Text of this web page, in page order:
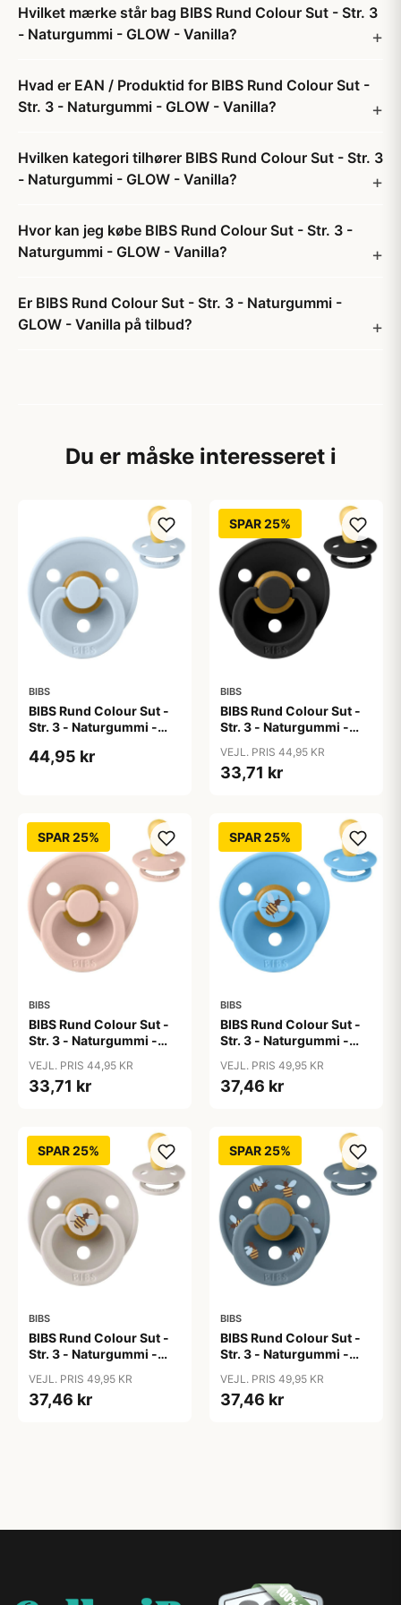
Hvilket mærke står bag BIBS Rund Colour Sut - Str. 3
- Naturgummi - GLOW - Vanilla?
Hvad er EAN / Produktid for BIBS Rund Colour Sut -
Str. 3 - Naturgummi - GLOW - Vanilla?
Hvilken kategori tilhører BIBS Rund Colour Sut - Str. 3
- Naturgummi - GLOW - Vanilla?
Hvor kan jeg købe BIBS Rund Colour Sut - Str. 3 -
Naturgummi - GLOW - Vanilla?
Er BIBS Rund Colour Sut - Str. 3 - Naturgummi -
GLOW - Vanilla på tilbud?
Du er måske interesseret i
BIBS
BIBS Rund Colour Sut -
Str. 3 - Naturgummi -
44,95 kr
SPAR 25%
BIBS
BIBS Rund Colour Sut -
Str. 3 - Naturgummi -
VEJL. PRIS 44,95 KR
33,71 kr
SPAR 25%
BIBS
BIBS Rund Colour Sut -
Str. 3 - Naturgummi -
VEJL. PRIS 44,95 KR
33,71 kr
SPAR 25%
BIBS
BIBS Rund Colour Sut -
Str. 3 - Naturgummi -
Breeze
VEJL. PRIS 49,95 KR
37,46 kr
SPAR 25%
BIBS
BIBS Rund Colour Sut -
Str. 3 - Naturgummi -
Mushroom
VEJL. PRIS 49,95 KR
37,46 kr
SPAR 25%
BIBS
BIBS Rund Colour Sut -
Str. 3 - Naturgummi -
Petrol
VEJL. PRIS 49,95 KR
37,46 kr